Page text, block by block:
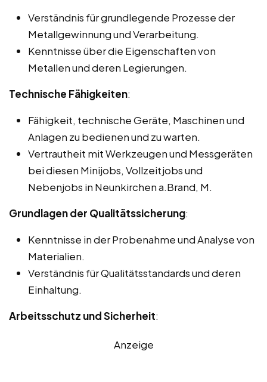
Verständnis für grundlegende Prozesse der
Metallgewinnung und Verarbeitung.
Kenntnisse über die Eigenschaften von
Metallen und deren Legierungen.
Technische Fähigkeiten:
Fähigkeit, technische Geräte, Maschinen und
Anlagen zu bedienen und zu warten.
Vertrautheit mit Werkzeugen und Messgeräten
bei diesen Minijobs, Vollzeitjobs und
Nebenjobs in Neunkirchen a.Brand, M.
Grundlagen der Qualitätssicherung:
Kenntnisse in der Probenahme und Analyse von
Materialien.
Verständnis für Qualitätsstandards und deren
Einhaltung.
Arbeitsschutz und Sicherheit:
Anzeige